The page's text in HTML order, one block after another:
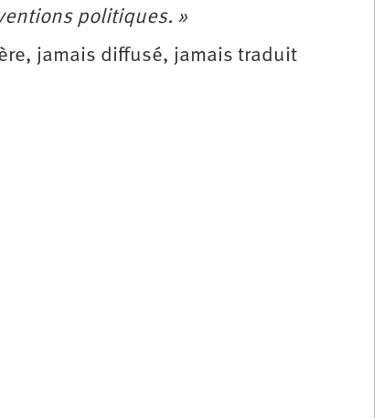
politiques. »
jamais diffusé, jamais traduit